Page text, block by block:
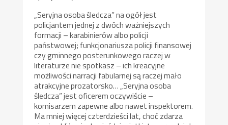
„Seryjna osoba śledcza” na ogół jest
policjantem jednej z dwóch ważniejszych
formacji – karabinierów albo policji
państwowej; funkcjonariusza policji finansowej
czy gminnego posterunkowego raczej w
literaturze nie spotkasz – ich kreacyjne
możliwości narracji fabularnej są raczej mało
atrakcyjne prozatorsko… „Seryjna osoba
śledcza” jest oficerem oczywiście –
komisarzem zapewne albo nawet inspektorem.
Ma mniej więcej czterdzieści lat, choć zdarza